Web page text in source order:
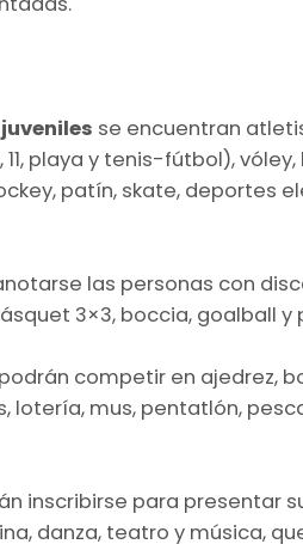
juveniles se encuentran
playa y tenis-fútbol),
patín, skate, deportes
las personas con
3×3, boccia, goalball
podrán competir en ajedrez,
lotería, mus, pentatlón,
inscribirse para presentar
danza, teatro y música,